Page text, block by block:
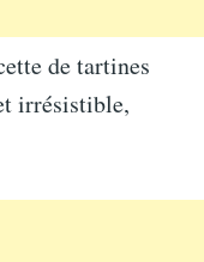
de tartines
irrésistible,